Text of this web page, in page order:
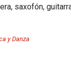
saxofón,
y Danza